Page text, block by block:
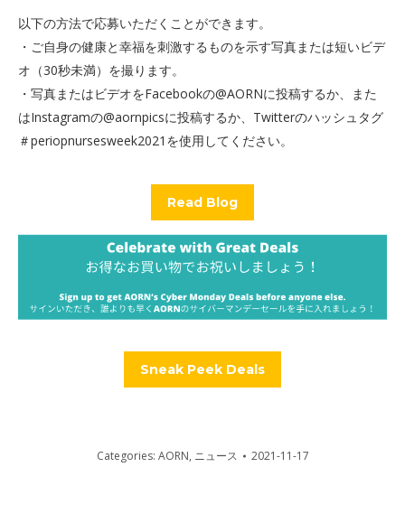
以下の方法で応募いただくことができます。
・ご自身の健康と幸福を刺激するものを示す写真または短いビデ
オ（30秒未満）を撮ります。
・写真またはビデオをFacebookの@AORNに投稿するか、また
はInstagramの@aornpicsに投稿するか、Twitterのハッシュタグ
＃periopnursesweek2021を使用してください。
Read Blog
Sneak Peek Deals
Categories: AORN, ニュース 2021-11-17